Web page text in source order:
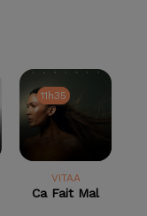
11h35
11h35
VITAA
Ca Fait Mal